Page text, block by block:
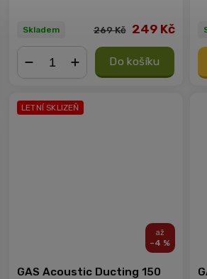
Skladem 269 Kč 249 Kč
Do košíku
LETNÍ SKLIZEŇ
–4 %
GAS Acoustic Ducting 150